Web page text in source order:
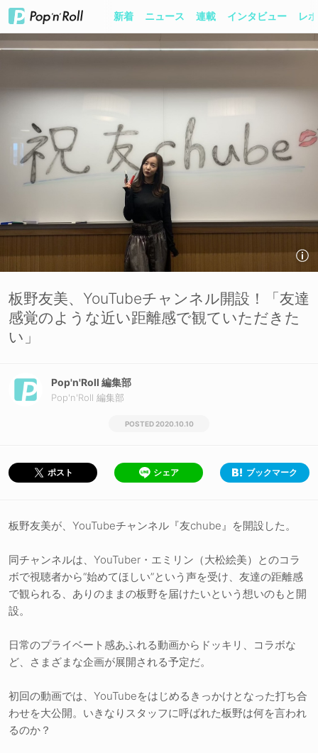
新着 ニュース 連載 インタビュー レ
板野友美、YouTubeチャンネル開設！「友達
感覚のような近い距離感で観ていただきた
い」
Pop'n'Roll 編集部
Pop'n'Roll 編集部
2020.10.10
ポスト シェア ブックマーク
板野友美が、YouTubeチャンネル『友chube』を開設した。
同チャンネルは、YouTuber・エミリン（大松絵美）とのコラ
ボで視聴者から“始めてほしい”という声を受け、友達の距離感
で観られる、ありのままの板野を届けたいという想いのもと開
設。
日常のプライベート感あふれる動画からドッキリ、コラボな
ど、さまざまな企画が展開される予定だ。
初回の動画では、YouTubeをはじめるきっかけとなった打ち合
わせを大公開。いきなりスタッフに呼ばれた板野は何を言われ
るのか？